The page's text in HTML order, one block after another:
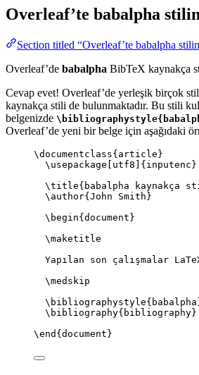
Overleaf’te babalpha
Section titled “Overleaf’te babalpha
Overleaf’de babalpha BibTeX kaynakça
Cevap evet! Overleaf’de yerleşik birçok stil
kaynakça stili de bulunmaktadır. Bu stili
belgenizde
Overleaf’de yeni bir belge için aşağıdaki
\documentclass{ article }
\usepackage
utf8 ]{ inputenc }
\title{babalpha kaynakça
\author{John Smith}
\begin{ document }
\maketitle
Yapılan son çalışmalar
\medskip
\bibliographystyle
\bibliography{bibliography}
\end { document }